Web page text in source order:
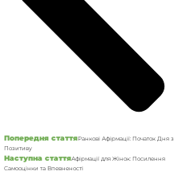
Попередня статтяРанкові Афірмації: Початок Дня з
Позитиву
Наступна статтяАфірмації для Жінок: Посилення
Самооцінки та Впевненості